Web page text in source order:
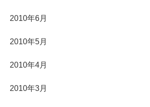
2010年6月
2010年5月
2010年4月
2010年3月